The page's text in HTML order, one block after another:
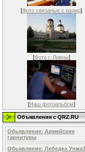
[Фото связаные с радио]
[Фото г. Ливны]
[Наш фотоальбом]
Объявления c QRZ.RU
Обьявление: Армейские
гарнитуры
Обьявление: Лебедка Унжа1